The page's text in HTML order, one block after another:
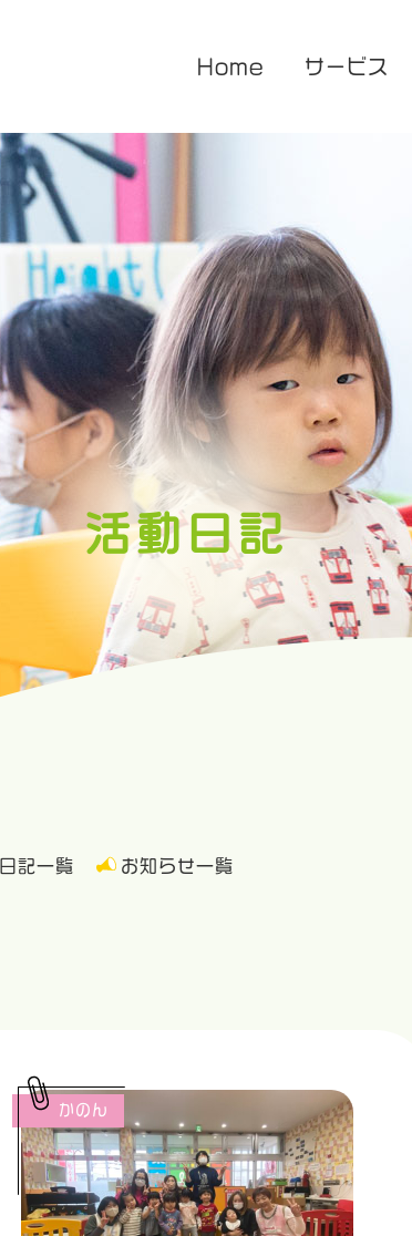
Home サービス
企業主導型保育園
花音保育園
医療的ケア対応型児童発達支援
放課後等デイサービス
あまね
活動日記
日記一覧 お知らせ一覧
かのん